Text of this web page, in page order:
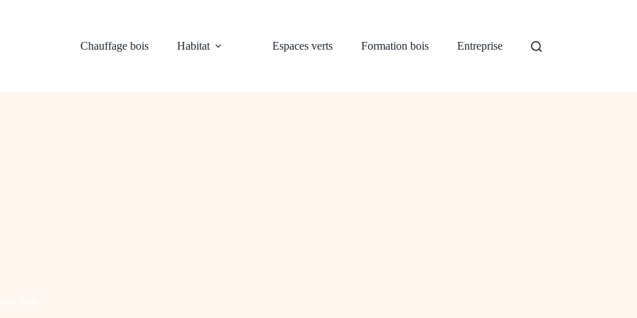
Chauffage bois
Habitat Espaces verts Formation bois Entreprise